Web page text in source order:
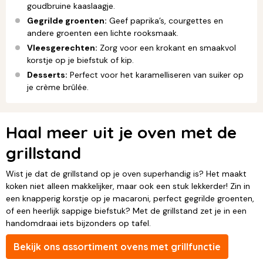
goudbruine kaaslaagje.
Gegrilde groenten: Geef paprika’s, courgettes en
andere groenten een lichte rooksmaak.
Vleesgerechten: Zorg voor een krokant en smaakvol
korstje op je biefstuk of kip.
Desserts: Perfect voor het karamelliseren van suiker op
je crème brûlée.
Haal meer uit je oven met de
grillstand
Wist je dat de grillstand op je oven superhandig is? Het maakt
koken niet alleen makkelijker, maar ook een stuk lekkerder! Zin in
een knapperig korstje op je macaroni, perfect gegrilde groenten,
of een heerlijk sappige biefstuk? Met de grillstand zet je in een
handomdraai iets bijzonders op tafel.
Bekijk ons assortiment ovens met grillfunctie